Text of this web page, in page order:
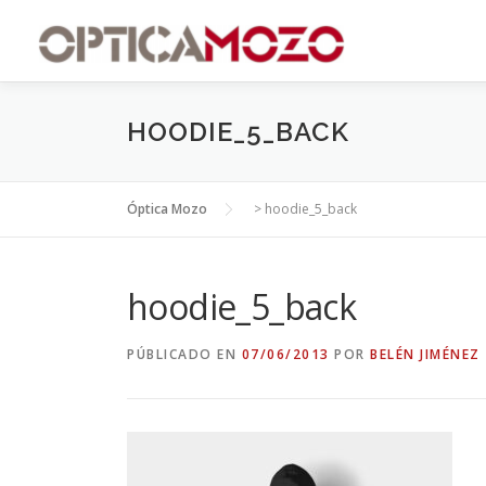
contenido
HOODIE_5_BACK
Óptica Mozo > hoodie_5_back
hoodie_5_back
PÚBLICADO EN 07/06/2013 POR BELÉN JIMÉNEZ